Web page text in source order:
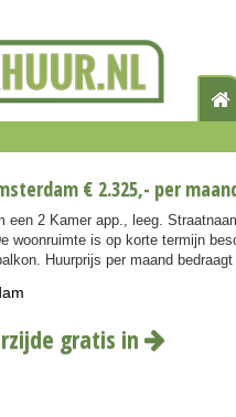
€ 2.325,- per
een 2 Kamer app., leeg.
woonruimte is op korte termijn
Huurprijs per maand
gratis in